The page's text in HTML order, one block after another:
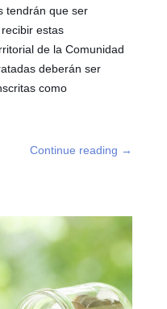
tendrán que ser
estas
de la Comunidad
deberán ser
como
Continue reading →